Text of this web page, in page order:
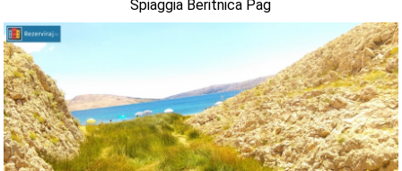
Spiaggia Beritnica Pag